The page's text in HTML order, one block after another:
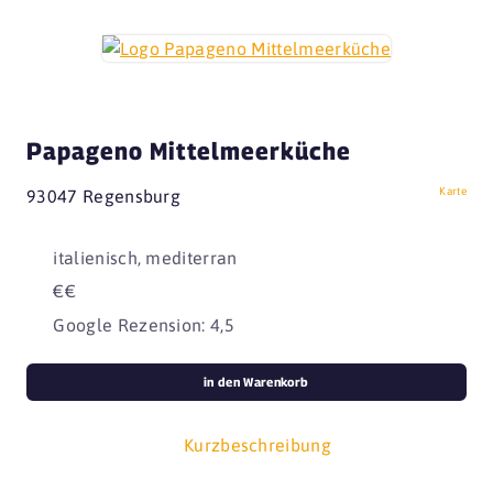
Papageno Mittelmeerküche
93047 Regensburg Karte
italienisch, mediterran
€€
Google Rezension: 4,5
Kurzbeschreibung
in den Warenkorb